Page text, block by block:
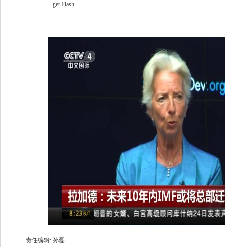
get Flash
责任编辑: 孙磊